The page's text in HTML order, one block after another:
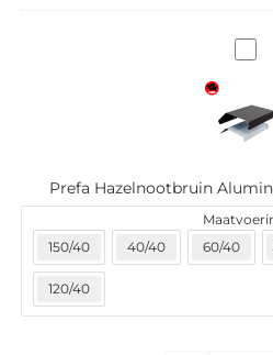
Prefa
+
Klang
Prefa Hazelnootbruin
150/40
40/40 60/40
120/40